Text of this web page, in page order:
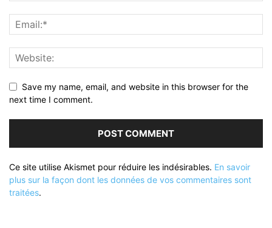
Save my name, email, and website in this browser for the
next time I comment.
Ce site utilise Akismet pour réduire les indésirables. En savoir
plus sur la façon dont les données de vos commentaires sont
traitées.